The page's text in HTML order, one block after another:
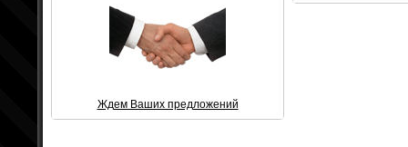
Ждем Ваших предложений